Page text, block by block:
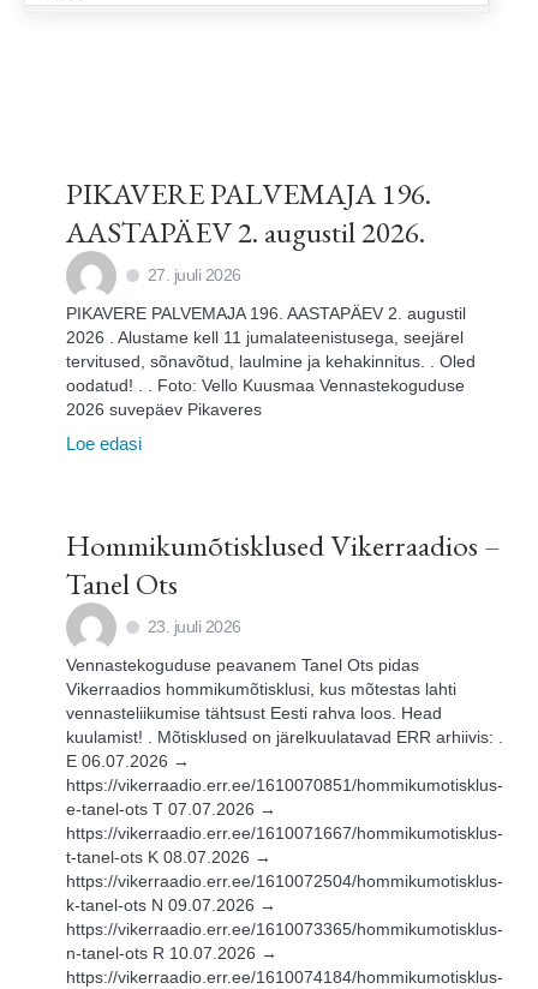
PIKAVERE PALVEMAJA 196.
AASTAPÄEV 2. augustil 2026.
27. juuli 2026
PIKAVERE PALVEMAJA 196. AASTAPÄEV 2. augustil
2026 . Alustame kell 11 jumalateenistusega, seejärel
tervitused, sõnavõtud, laulmine ja kehakinnitus. . Oled
oodatud! . . Foto: Vello Kuusmaa Vennastekoguduse
2026 suvepäev Pikaveres
Loe edasi
Hommikumõtisklused Vikerraadios –
Tanel Ots
23. juuli 2026
Vennastekoguduse peavanem Tanel Ots pidas
Vikerraadios hommikumõtisklusi, kus mõtestas lahti
vennasteliikumise tähtsust Eesti rahva loos. Head
kuulamist! . Mõtisklused on järelkuulatavad ERR arhiivis: .
E 06.07.2026 →
https://vikerraadio.err.ee/1610070851/hommikumotisklus-
e-tanel-ots T 07.07.2026 →
https://vikerraadio.err.ee/1610071667/hommikumotisklus-
t-tanel-ots K 08.07.2026 →
https://vikerraadio.err.ee/1610072504/hommikumotisklus-
k-tanel-ots N 09.07.2026 →
https://vikerraadio.err.ee/1610073365/hommikumotisklus-
n-tanel-ots R 10.07.2026 →
https://vikerraadio.err.ee/1610074184/hommikumotisklus-